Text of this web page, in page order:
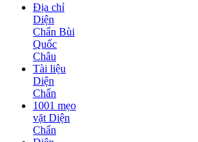
Địa chỉ
Diện
Chẩn Bùi
Quốc
Châu
Tài liệu
Diện
Chẩn
1001 mẹo
vặt Diện
Chẩn